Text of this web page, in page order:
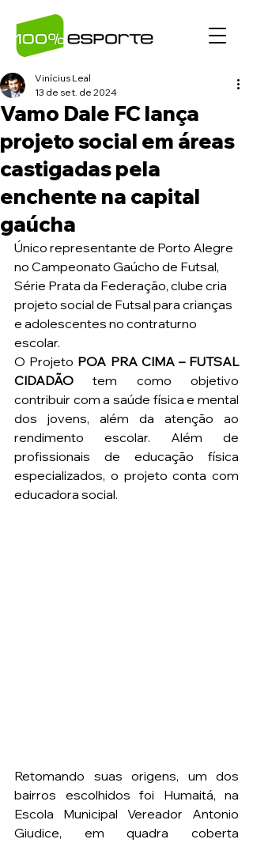
Vamo Dale FC lança
projeto social em áreas
castigadas pela
enchente na capital
gaúcha
Vinícius Leal
13 de set. de 2024
Único representante de Porto Alegre
no Campeonato Gaúcho de Futsal,
Série Prata da Federação, clube cria
projeto social de Futsal para crianças
e adolescentes no contraturno
escolar.
O Projeto POA PRA CIMA – FUTSAL
CIDADÃO tem como objetivo
contribuir com a saúde física e mental
dos jovens, além da atenção ao
rendimento escolar. Além de
profissionais de educação física
especializados, o projeto conta com
educadora social.
Retomando suas origens, um dos
bairros escolhidos foi Humaitá, na
Escola Municipal Vereador Antonio
Giudice, em quadra coberta